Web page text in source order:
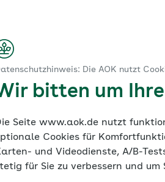
Therapie und Verfahren
Die AOK nutzt
bitten um
Seite www.aok.de nutzt
Cookies für
und Videodienste, A/B-
für Sie zu verbessern und